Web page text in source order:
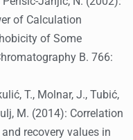
of Calculation
of Some
B. 766:
T., Molnar, J., Tubić,
M. (2014): Correlation
recovery values in